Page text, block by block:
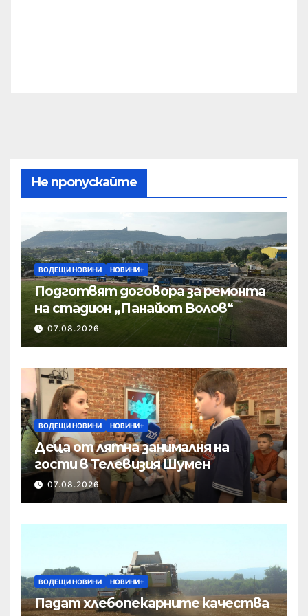
Не пропускайте
ВОДЕЩИ НОВИНИ НОВИНИ+
Подготвят договора за ремонта
на стадион „Панайот Волов“
07.08.2026
ВОДЕЩИ НОВИНИ НОВИНИ+
Деца от лятна занималня на
гости в Телевизия Шумен
07.08.2026
ВОДЕЩИ НОВИНИ НОВИНИ+
Падат хлебопекарните качества